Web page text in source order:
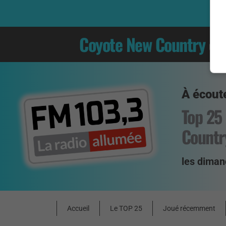
Coyote New Country
À
Top
les
Accueil Le TOP 25 Joué récemment